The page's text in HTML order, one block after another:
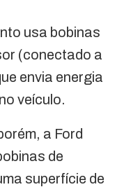
usa bobinas
(conectado a
envia energia
veículo.
a Ford
de
superfície de